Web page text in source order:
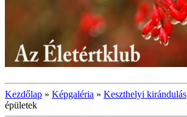
Kezdőlap » Képgaléria » Keszthelyi kirándulás
épületek